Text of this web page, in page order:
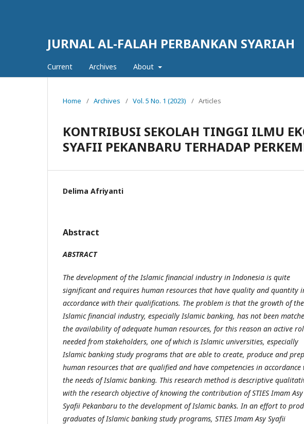
JURNAL AL-FALAH PERBANKAN SYARIAH
Current Archives About
Home / Archives / Vol. 5 No. 1 (2023) / Articles
KONTRIBUSI SEKOLAH TINGGI ILMU
SYAFII PEKANBARU TERHADAP
Delima Afriyanti
Abstract
ABSTRACT
The development of the Islamic financial industry in Indonesia is quite
significant and requires human resources that have quality and quantity
accordance with their qualifications. The problem is that the growth of the
Islamic financial industry, especially Islamic banking, has not been
the availability of adequate human resources, for this reason an active
needed from stakeholders, one of which is Islamic universities, especially
Islamic banking study programs that are able to create, produce and
human resources that are qualified and have competencies in accordance
the needs of Islamic banking. This research method is descriptive
with the research objective of knowing the contribution of STIES Imam Asy
Syafii Pekanbaru to the development of Islamic banks. In an effort to
graduates of Islamic banking study programs, STIES Imam Asy Syafii